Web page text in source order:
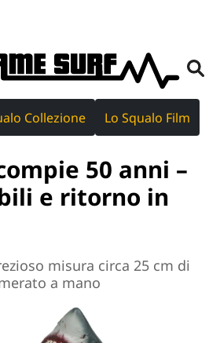
Collezione Lo Squalo Film
50 anni –
e ritorno in
misura circa 25 cm di
a mano